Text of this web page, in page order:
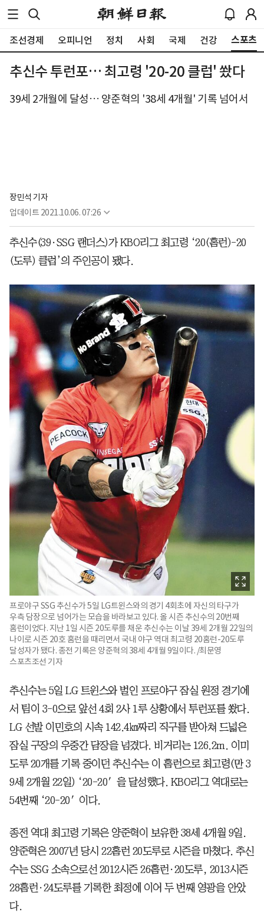
조선경제 오피니언 정치 사회 국제 건강 스포츠
추신수 투런포… 최고령 '20-20 클럽' 쐈다
39세 2개월에 달성… 양준혁의 '38세 4개월' 기록 넘어서
장민석 기자
업데이트 2021.10.06. 07:26
추신수(39·SSG 랜더스)가 KBO리그 최고령 ‘20(홈런)-20
(도루) 클럽’의 주인공이 됐다.
프로야구 SSG 추신수가 5일 LG트윈스와의 경기 4회초에 자신의 타구가
우측 담장으로 넘어가는 모습을 바라보고 있다. 올 시즌 추신수의 20번째
홈런이었다. 지난 1일 시즌 20도루를 채운 추신수는 이날 39세 2개월 22일의
나이로 시즌 20호 홈런을 때리면서 국내 야구 역대 최고령 20홈런-20도루
달성자가 됐다. 종전 기록은 양준혁의 38세 4개월 9일이다. /최문영
스포츠조선 기자
추신수는 5일 LG 트윈스와 벌인 프로야구 잠실 원정 경기에
서 팀이 3-0으로 앞선 4회 2사 1루 상황에서 투런포를 쐈다.
LG 선발 이민호의 시속 142.4㎞짜리 직구를 받아쳐 드넓은
잠실 구장의 우중간 담장을 넘겼다. 비거리는 126.2m. 이미
도루 20개를 기록 중이던 추신수는 이 홈런으로 최고령(만 3
9세 2개월 22일) ‘20-20′을 달성했다. KBO리그 역대로는
54번째 ‘20-20′이다.
종전 역대 최고령 기록은 양준혁이 보유한 38세 4개월 9일.
양준혁은 2007년 당시 22홈런 20도루로 시즌을 마쳤다. 추신
수는 SSG 소속으로선 2012시즌 26홈런·20도루, 2013시즌
28홈런·24도루를 기록한 최정에 이어 두 번째 영광을 안았
다.